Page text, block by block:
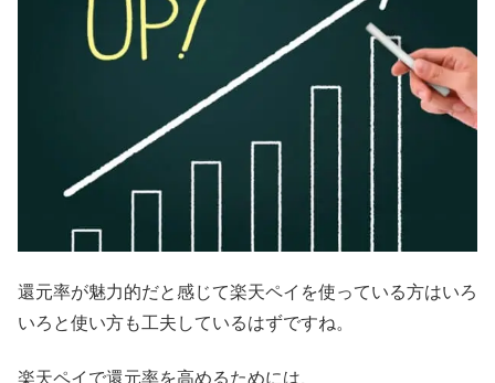
還元率が魅力的だと感じて楽天ペイを使っている方はいろ
いろと使い方も工夫しているはずですね。
楽天ペイで還元率を高めるためには、